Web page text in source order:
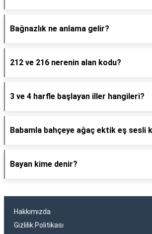
Bağnazlık ne anlama gelir?
212 ve 216 nerenin alan kodu?
3 ve 4 harfle başlayan iller hangileri?
Babamla bahçeye ağaç ektik eş sesli
Bayan kime denir?
Hakkımızda
Gizlilik Politikası